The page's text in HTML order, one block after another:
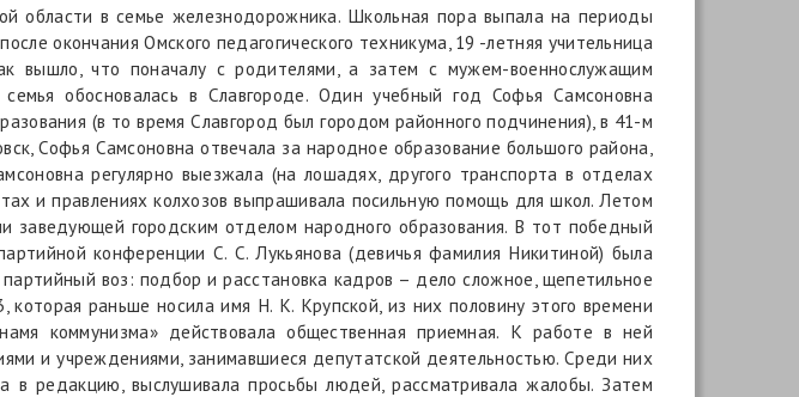
области в семье железнодорожника. Школьная пора выпала на периоды
окончания Омского педагогического техникума, 19 -летняя учительница
что поначалу с родителями, а затем с мужем-военнослужащим
обосновалась в Славгороде. Один учебный год Софья Самсоновна
(в то время Славгород был городом районного подчинения), в 41-м
Софья Самсоновна отвечала за народное образование большого района,
регулярно выезжала (на лошадях, другого транспорта в отделах
и правлениях колхозов выпрашивала посильную помощь для школ. Летом
заведующей городским отделом народного образования. В тот победный
конференции С. С. Лукьянова (девичья фамилия Никитиной) была
воз: подбор и расстановка кадров – дело сложное, щепетильное
раньше носила имя Н. К. Крупской, из них половину этого времени
коммунизма» действовала общественная приемная. К работе в ней
и учреждениями, занимавшиеся депутатской деятельностью. Среди них
редакцию, выслушивала просьбы людей, рассматривала жалобы. Затем